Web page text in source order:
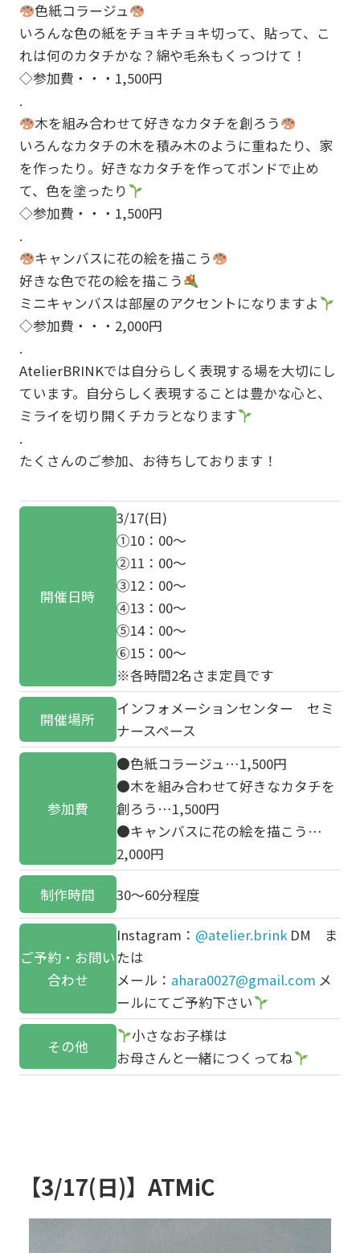
色紙コラージュ
いろんな色の紙をチョキチョキ切って、貼って、こ
れは何のカタチかな？綿や毛糸もくっつけて！
◇参加費・・・1,500円
.
木を組み合わせて好きなカタチを創ろう
いろんなカタチの木を積み木のように重ねたり、家
を作ったり。好きなカタチを作ってボンドで止め
て、色を塗ったり
◇参加費・・・1,500円
.
キャンバスに花の絵を描こう
好きな色で花の絵を描こう
ミニキャンバスは部屋のアクセントになりますよ
◇参加費・・・2,000円
.
AtelierBRINKでは自分らしく表現する場を大切にし
ています。自分らしく表現することは豊かな心と、
ミライを切り開くチカラとなります
.
たくさんのご参加、お待ちしております！
開催日時
3/17(日)
①10：00～
②11：00～
③12：00～
④13：00～
⑤14：00～
⑥15：00～
※各時間2名さま定員です
開催場所
インフォメーションセンター セミ
ナースペース
参加費
●色紙コラージュ…1,500円
●木を組み合わせて好きなカタチを
創ろう…1,500円
●キャンバスに花の絵を描こう…
2,000円
制作時間 30～60分程度
ご予約・お問い
合わせ
Instagram： @atelier.brink DM ま
たは
メール： ahara0027@gmail.com メ
ールにてご予約下さい
その他
小さなお子様は
お母さんと一緒につくってね
【3/17(日)】ATMiC